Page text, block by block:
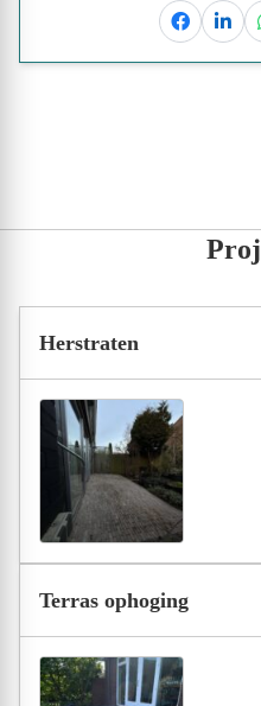
Facebook
Herstraten
Terras ophoging